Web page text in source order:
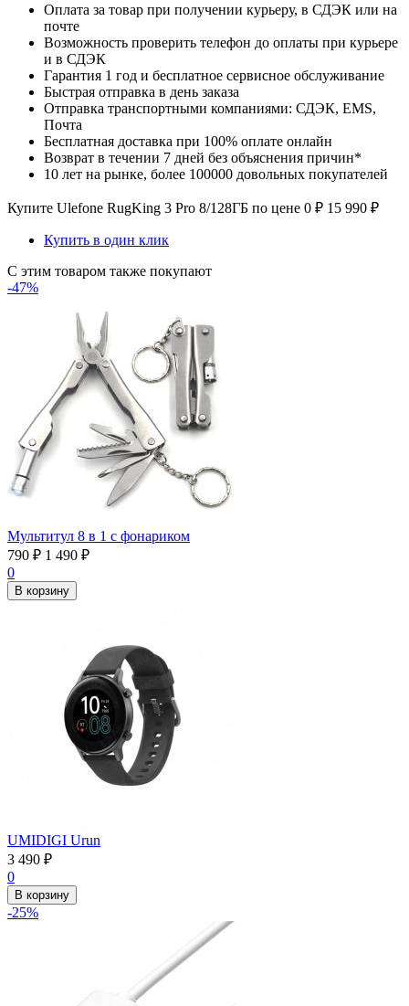
Оплата за товар при получении курьеру, в СДЭК или на
почте
Возможность проверить телефон до оплаты при курьере
и в СДЭК
Гарантия 1 год и бесплатное сервисное обслуживание
Быстрая отправка в день заказа
Отправка транспортными компаниями: СДЭК, EMS,
Почта
Бесплатная доставка при 100% оплате онлайн
Возврат в течении 7 дней без объяснения причин*
10 лет на рынке, более 100000 довольных покупателей
Купите Ulefone RugKing 3 Pro 8/128ГБ по цене 0 ₽ 15 990 ₽
Купить в один клик
С этим товаром также покупают
-47%
Мультитул 8 в 1 с фонариком
790 ₽ 1 490 ₽
0
В корзину
UMIDIGI Urun
3 490 ₽
0
В корзину
-25%